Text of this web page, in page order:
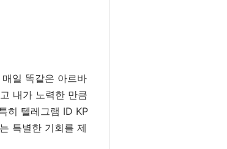
일 똑같은 아르바
내가 노력한 만큼
히 텔레그램 ID KP
특별한 기회를 제